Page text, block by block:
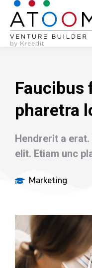
Faucibus
pharetra
Hendrerit a
elit. Etiam unc
Marketing